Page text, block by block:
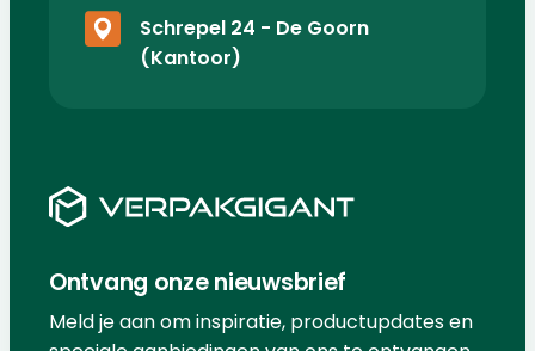
Schrepel 24 - De Goorn
(Kantoor)
Ontvang onze nieuwsbrief
Meld je aan om inspiratie, productupdates en